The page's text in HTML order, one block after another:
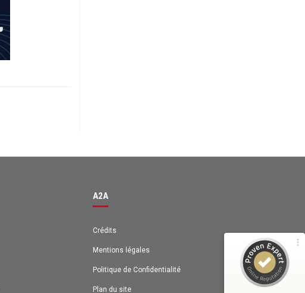
A2A
Crédits
Mentions légales
Politique de Confidentialité
Plan du site
ProvenExpert.com
Voir le profil sur
Anonyme